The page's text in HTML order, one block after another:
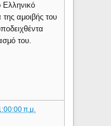
Ελληνικό
αμοιβής του
του.
π.μ.